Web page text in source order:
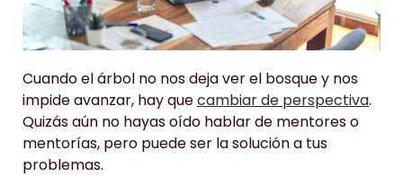
Cuando el árbol no nos deja ver el bosque y nos
impide avanzar, hay quecambiar de perspectiva.
Quizás aún no hayas oído hablar de mentores o
mentorías, pero puede ser la solución a tus
problemas.